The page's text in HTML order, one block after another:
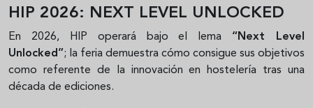
HIP 2026: NEXT LEVEL UNLOCKED
En 2026, HIP operará bajo el lema “Next Level
Unlocked”; la feria demuestra cómo consigue sus objetivos
como referente de la innovación en hostelería tras una
década de ediciones.